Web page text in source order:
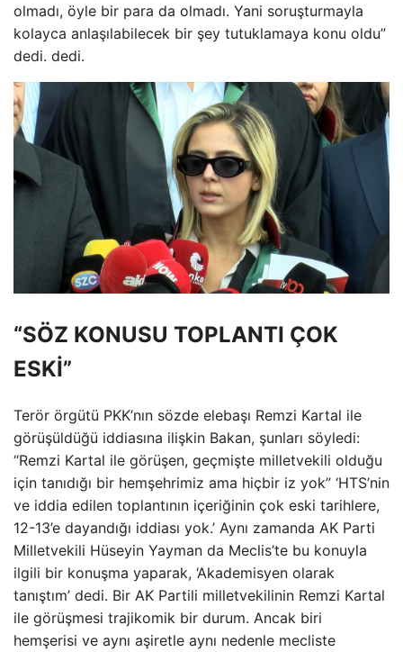
olmadı, öyle bir para da olmadı. Yani soruşturmayla
kolayca anlaşılabilecek bir şey tutuklamaya konu oldu”
dedi. dedi.
“SÖZ KONUSU TOPLANTI ÇOK
ESKİ”
Terör örgütü PKK’nın sözde elebaşı Remzi Kartal ile
görüşüldüğü iddiasına ilişkin Bakan, şunları söyledi:
“Remzi Kartal ile görüşen, geçmişte milletvekili olduğu
için tanıdığı bir hemşehrimiz ama hiçbir iz yok” ‘HTS’nin
ve iddia edilen toplantının içeriğinin çok eski tarihlere,
12-13’e dayandığı iddiası yok.’ Aynı zamanda AK Parti
Milletvekili Hüseyin Yayman da Meclis’te bu konuyla
ilgili bir konuşma yaparak, ‘Akademisyen olarak
tanıştım’ dedi. Bir AK Partili milletvekilinin Remzi Kartal
ile görüşmesi trajikomik bir durum. Ancak biri
hemşerisi ve aynı aşiretle aynı nedenle mecliste